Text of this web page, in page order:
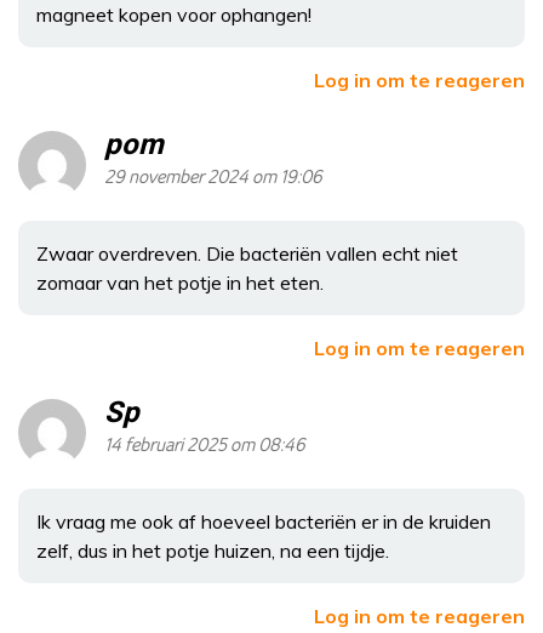
magneet kopen voor ophangen!
Log in om te reageren
pom
29 november 2024 om 19:06
Zwaar overdreven. Die bacteriën vallen echt niet
zomaar van het potje in het eten.
Log in om te reageren
Sp
14 februari 2025 om 08:46
Ik vraag me ook af hoeveel bacteriën er in de kruiden
zelf, dus in het potje huizen, na een tijdje.
Log in om te reageren